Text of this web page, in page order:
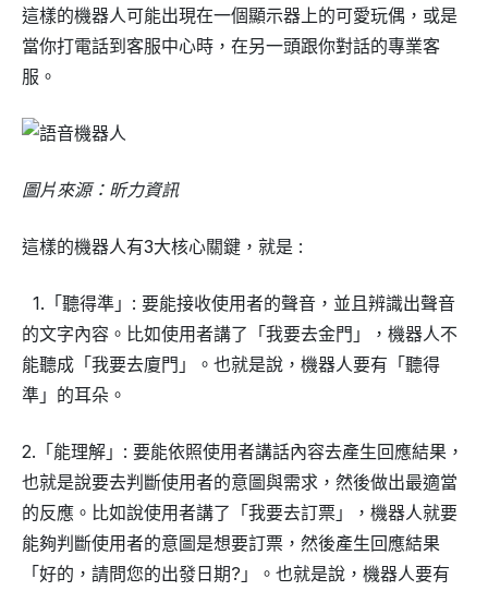
這樣的機器人可能出現在一個顯示器上的可愛玩偶，或是
當你打電話到客服中心時，在另一頭跟你對話的專業客
服。
圖片來源：昕力資訊
這樣的機器人有3大核心關鍵，就是 :
1.「聽得準」: 要能接收使用者的聲音，並且辨識出聲音
的文字內容。比如使用者講了「我要去金門」，機器人不
能聽成「我要去廈門」。也就是說，機器人要有「聽得
準」的耳朵。
2.「能理解」: 要能依照使用者講話內容去產生回應結果，
也就是說要去判斷使用者的意圖與需求，然後做出最適當
的反應。比如說使用者講了「我要去訂票」，機器人就要
能夠判斷使用者的意圖是想要訂票，然後產生回應結果
「好的，請問您的出發日期?」。也就是說，機器人要有